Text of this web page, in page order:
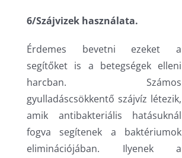
6/Szájvizek használata.
Érdemes bevetni ezeket a
segítőket is a betegségek elleni
harcban. Számos
gyulladáscsökkentő szájvíz létezik,
amik antibakteriális hatásuknál
fogva segítenek a baktériumok
eliminációjában. Ilyenek a